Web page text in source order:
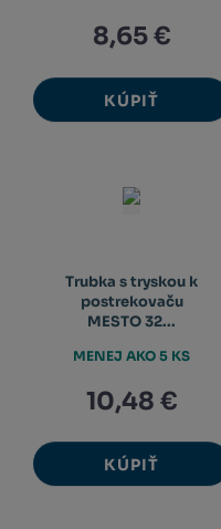
8,65 €
KÚPIŤ
Trubka s tryskou k
postrekovaču
MESTO 32...
10,48 €
KÚPIŤ
MENEJ AKO 5 KS